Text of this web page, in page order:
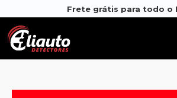
Frete grátis para todo o